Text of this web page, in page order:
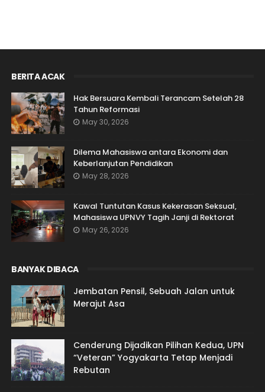
BERITA ACAK
Hak Bersuara Kembali Terancam Setelah 28
Tahun Reformasi
May 30, 2026
Dilema Mahasiswa antara Ekonomi dan
Keberlanjutan Pendidikan
May 28, 2026
Kawal Tuntutan Kasus Kekerasan Seksual,
Mahasiswa UPNVY Tagih Janji di Rektorat
May 26, 2026
BANYAK DIBACA
Jembatan Pensil, Sebuah Jalan untuk
Merajut Asa
Cenderung Dijadikan Pilihan Kedua, UPN
“Veteran” Yogyakarta Tetap Menjadi
Rebutan